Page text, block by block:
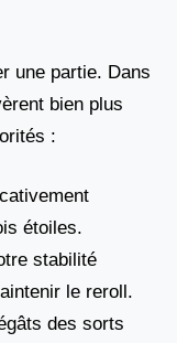
une partie. Dans
bien plus
:
étoiles.
stabilité
le reroll.
des sorts